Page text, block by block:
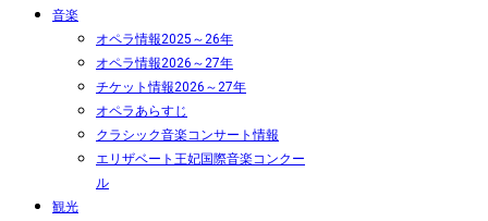
音楽
オペラ情報2025～26年
オペラ情報2026～27年
チケット情報2026～27年
オペラあらすじ
クラシック音楽コンサート情報
エリザベート王妃国際音楽コンクー
ル
観光